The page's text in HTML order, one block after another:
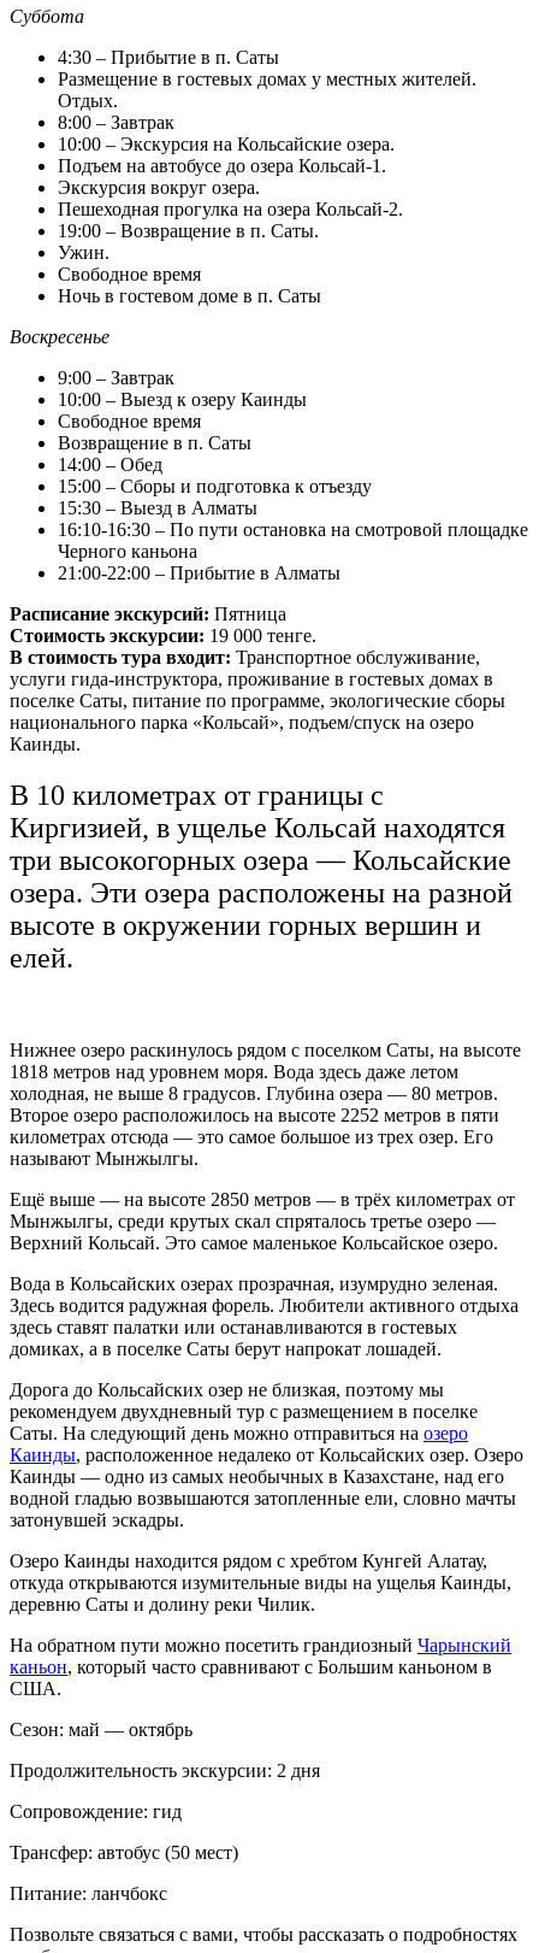
Суббота
4:30 – Прибытие в п. Саты
Размещение в гостевых домах у местных жителей.
Отдых.
8:00 – Завтрак
10:00 – Экскурсия на Кольсайские озера.
Подъем на автобусе до озера Кольсай-1.
Экскурсия вокруг озера.
Пешеходная прогулка на озера Кольсай-2.
19:00 – Возвращение в п. Саты.
Ужин.
Свободное время
Ночь в гостевом доме в п. Саты
Воскресенье
9:00 – Завтрак
10:00 – Выезд к озеру Каинды
Свободное время
Возвращение в п. Саты
14:00 – Обед
15:00 – Сборы и подготовка к отъезду
15:30 – Выезд в Алматы
16:10-16:30 – По пути остановка на смотровой площадке
Черного каньона
21:00-22:00 – Прибытие в Алматы
Расписание экскурсий: Пятница
Стоимость экскурсии: 19 000 тенге.
В стоимость тура входит: Транспортное обслуживание,
услуги гида-инструктора, проживание в гостевых домах в
поселке Саты, питание по программе, экологические сборы
национального парка «Кольсай», подъем/спуск на озеро
Каинды.
В 10 километрах от границы с
Киргизией, в ущелье Кольсай находятся
три высокогорных озера — Кольсайские
озера. Эти озера расположены на разной
высоте в окружении горных вершин и
елей.
Нижнее озеро раскинулось рядом с поселком Саты, на высоте
1818 метров над уровнем моря. Вода здесь даже летом
холодная, не выше 8 градусов. Глубина озера — 80 метров.
Второе озеро расположилось на высоте 2252 метров в пяти
километрах отсюда — это самое большое из трех озер. Его
называют Мынжылгы.
Ещё выше — на высоте 2850 метров — в трёх километрах от
Мынжылгы, среди крутых скал спряталось третье озеро —
Верхний Кольсай. Это самое маленькое Кольсайское озеро.
Вода в Кольсайских озерах прозрачная, изумрудно зеленая.
Здесь водится радужная форель. Любители активного отдыха
здесь ставят палатки или останавливаются в гостевых
домиках, а в поселке Саты берут напрокат лошадей.
Дорога до Кольсайских озер не близкая, поэтому мы
рекомендуем двухдневный тур с размещением в поселке
Саты. На следующий день можно отправиться на озеро
Каинды, расположенное недалеко от Кольсайских озер. Озеро
Каинды — одно из самых необычных в Казахстане, над его
водной гладью возвышаются затопленные ели, словно мачты
затонувшей эскадры.
Озеро Каинды находится рядом с хребтом Кунгей Алатау,
откуда открываются изумительные виды на ущелья Каинды,
деревню Саты и долину реки Чилик.
На обратном пути можно посетить грандиозный Чарынский
каньон, который часто сравнивают с Большим каньоном в
США.
Сезон: май — октябрь
Продолжительность экскурсии: 2 дня
Сопровождение: гид
Трансфер: автобус (50 мест)
Питание: ланчбокс
Позвольте связаться с вами, чтобы рассказать о подробностях